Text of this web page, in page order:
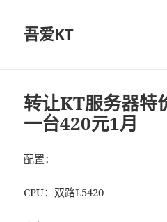
吾爱KT
转让KT服务器特
一台420元1月
配置：
CPU：双路L5420